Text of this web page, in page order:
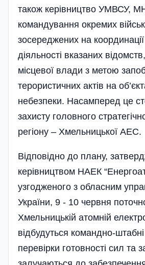
також керівництво УМВСУ,
командування окремих
зосереджених на
діяльності вказаних
місцевої влади з метою
терористичних актів на
небезпеки. Насамперед це
захисту головного
регіону – Хмельницької АЕС.
Відповідно до плану,
керівництвом НАЕК
узгодженого з обласним
України, 9 - 10 червня
Хмельницькій атомній
відбудуться командно-
перевірки готовності сил та